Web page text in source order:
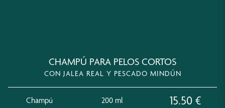
CHAMPÚ PARA PELOS CORTOS
CON JALEA REAL Y PESCADO MINDÚN
Champú 200 ml 15.50 €